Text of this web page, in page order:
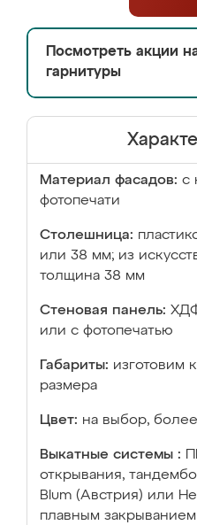
Посмотреть акции
гарнитуры
Материал фасадов: с
фотопечати
Столешница:
или 38 мм; из
толщина 38 мм
Стеновая панель:
или с фотопечатью
Габариты: изготовим
размера
Цвет: на выбор,
Выкатные системы :
открывания,
Blum (Австрия) или
плавным